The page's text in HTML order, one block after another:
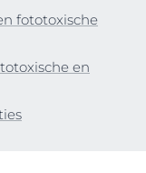
fototoxische
en